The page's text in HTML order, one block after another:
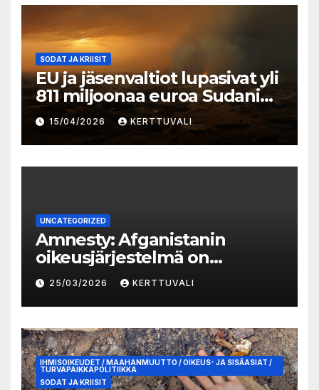
SODAT JA KRIISIT
EU ja jäsenvaltiot lupasivat yli
811 miljoonaa euroa Sudanin
kriisiin vastaamiseksi
15/04/2026 KERTTUVALI
UNCATEGORIZED
Amnesty: Afganistanin
oikeusjärjestelmä on
romahtanut Talibanin
valtaannousun jälkeen
25/03/2026 KERTTUVALI
IHMISOIKEUDET / MAAHANMUUTTO / OIKEUS- JA SISÄASIAT /
TURVAPAIKKAPOLITIIKKA
SODAT JA KRIISIT